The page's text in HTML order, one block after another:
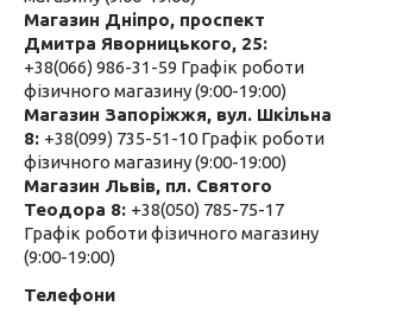
Магазин Дніпро, проспект
Дмитра Яворницького, 25
+38(066) 986-31-59 Графік роботи
фізичного магазину (9:00-19:00)
Магазин Запоріжжя, вул. Шкільна
8 +38(099) 735-51-10 Графік роботи
фізичного магазину (9:00-19:00)
Магазин Львів, пл. Святого
Теодора 8 +38(050) 785-75-17
Графік роботи фізичного магазину
(9:00-19:00)